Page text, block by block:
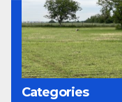
Categories